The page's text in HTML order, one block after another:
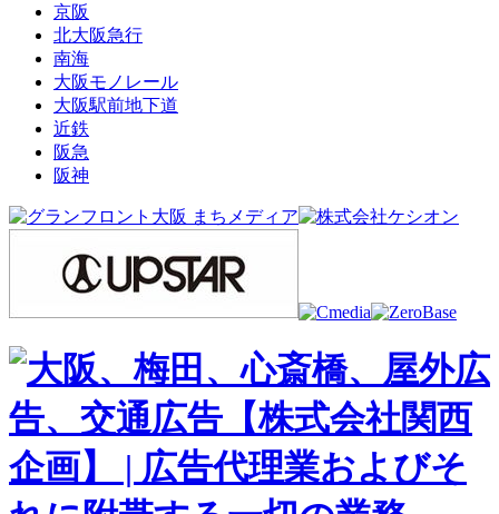
京阪
北大阪急行
南海
大阪モノレール
大阪駅前地下道
近鉄
阪急
阪神